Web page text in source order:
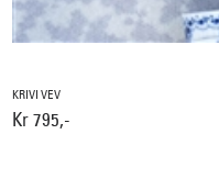
KRIVI VEV
Kr 795,-